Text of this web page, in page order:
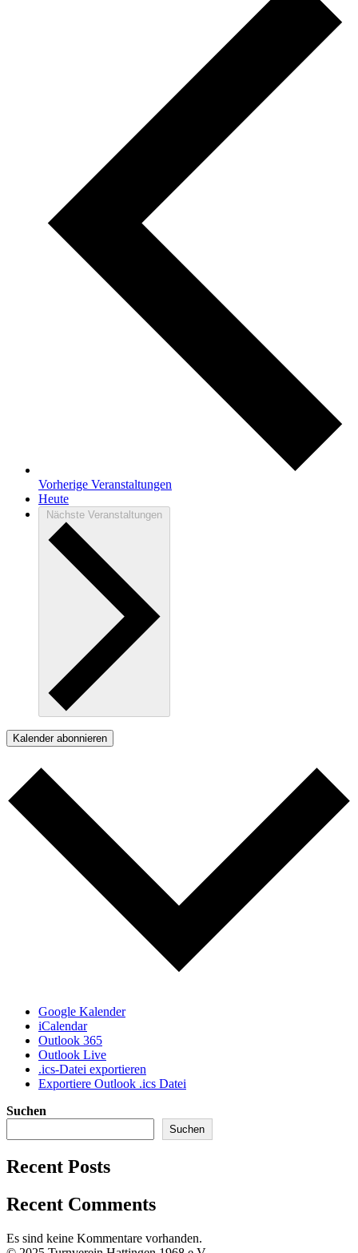
Vorherige Veranstaltungen
Heute
Nächste Veranstaltungen
Kalender abonnieren
Google Kalender
iCalendar
Outlook 365
Outlook Live
.ics-Datei exportieren
Exportiere Outlook .ics Datei
Suchen
Suchen
Recent Posts
Recent Comments
Es sind keine Kommentare vorhanden.